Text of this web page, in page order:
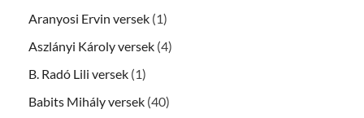
Aranyosi Ervin versek (1)
Aszlányi Károly versek (4)
B. Radó Lili versek (1)
Babits Mihály versek (40)